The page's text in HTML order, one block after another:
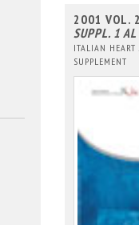
2001 VOL. 2
SUPPL. 1
ITALIAN HEART
SUPPLEMENT